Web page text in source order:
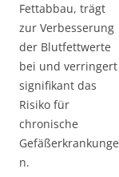
Fettabbau, trägt
zur Verbesserung
der Blutfettwerte
bei und verringert
signifikant das
Risiko für
chronische
Gefäßerkrankunge
n.